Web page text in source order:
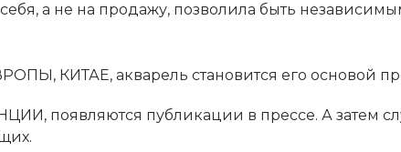
а не на продажу, позволила быть
КИТАЕ, акварель становится его основой
появляются публикации в прессе. А затем